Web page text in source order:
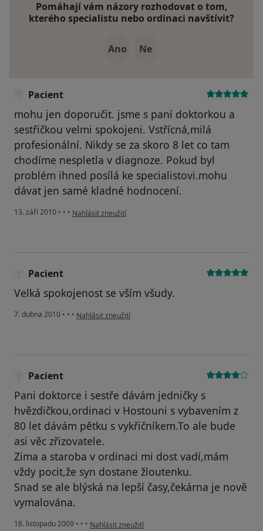
Pomáhají vám názory rozhodovat o tom,
kterého specialistu nebo ordinaci navštívit?
Ano Ne
Pacient
mohu jen doporučit. jsme s paní doktorkou a
sestřičkou velmi spokojeni. Vstřícná,milá
profesionální. Nikdy se za skoro 8 let co tam
chodíme nespletla v diagnoze. Pokud byl
problém ihned posílá ke specialistovi.mohu
dávat jen samé kladné hodnocení.
13. září 2010 • • • podle názoru uživatele Pacient
Nahlásit zneužití
Pacient
Velká spokojenost se vším všudy.
7. dubna 2010 • • • podle názoru uživatele Pacient
Nahlásit zneužití
Pacient
Pani doktorce i sestře dávám jedničky s
hvězdičkou,ordinaci v Hostouni s vybavením z
80 let dávám pětku s vykřičníkem.To ale bude
asi věc zřizovatele.
Zima a staroba v ordinaci mi dost vadí,mám
vždy pocit,že syn dostane žloutenku.
Snad se ale blýská na lepší časy,čekárna je nově
vymalována.
18. listopadu 2009 • • • podle názoru uživatele Pacient
Nahlásit zneužití